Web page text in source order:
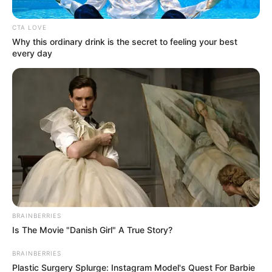
Colprensa
Según la Policía Metropolitana de Bogotana, los
'Domitráficos' azotaban todo el sector de Chapinero,
Bosa y Kennedy
Por:Adelaida Beatriz Vangrieken Epiayu
CTA LOVE
Why this ordinary drink is the secret to feeling your best
every day
BRAINBERRIES
Is The Movie "Danish Girl" A True Story?
BRAINBERRIES
Plastic Surgery Splurge: Instagram Model's Quest For Barbie